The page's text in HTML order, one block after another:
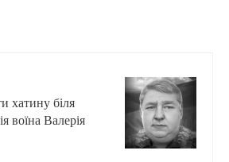
хатину біля
воїна Валерія